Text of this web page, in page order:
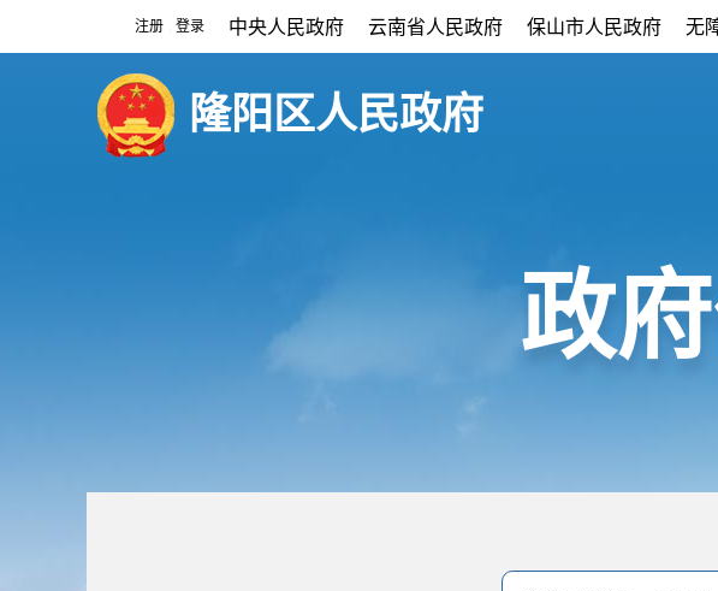
注册 登录 中央人民政府 云南省人民政府 保山市人民政府 无
隆阳区人民政府
政